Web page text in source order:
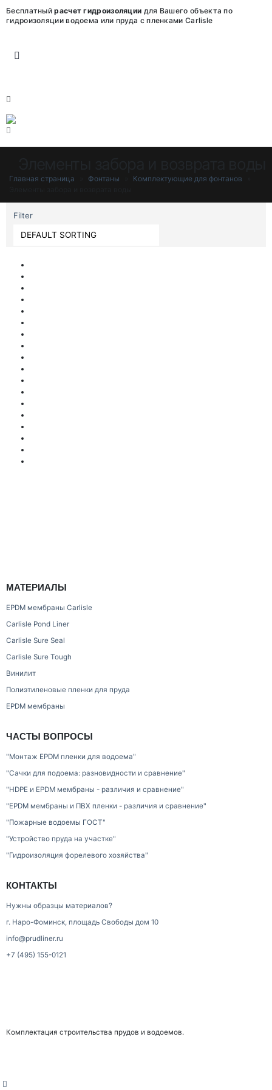
Бесплатныйрасчет гидроизоляции для Вашего объекта по
гидроизоляции водоема или пруда с пленками Carlisle
Главная страница Фонтаны Комплектующие для фонтанов
Filter
МАТЕРИАЛЫ
EPDM мембраны Carlisle
Carlisle Pond Liner
Carlisle Sure Seal
Carlisle Sure Tough
Винилит
Полиэтиленовые пленки для пруда
EPDM мембраны
ЧАСТЫ ВОПРОСЫ
"Монтаж EPDM пленки для водоема"
"Сачки для подоема: разновидности и сравнение"
"HDPE и EPDM мембраны - различия и сравнение"
"EPDM мембраны и ПВХ пленки - различия и сравнение"
"Пожарные водоемы ГОСТ"
"Устройство пруда на участке"
"Гидроизоляция форелевого хозяйства"
КОНТАКТЫ
Нужны образцы материалов?
г. Наро-Фоминск, площадь Свободы дом 10
info@prudliner.ru
+7 (495) 155-0121
Комплектация строительства прудов и водоемов.